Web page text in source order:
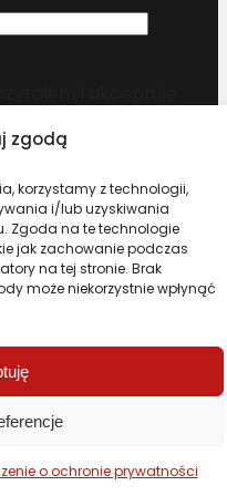
zgodą
korzystamy z technologii,
i/lub uzyskiwania
Zgoda na te technologie
jak zachowanie podczas
na tej stronie. Brak
może niekorzystnie wpłynąć
o ochronie prywatności